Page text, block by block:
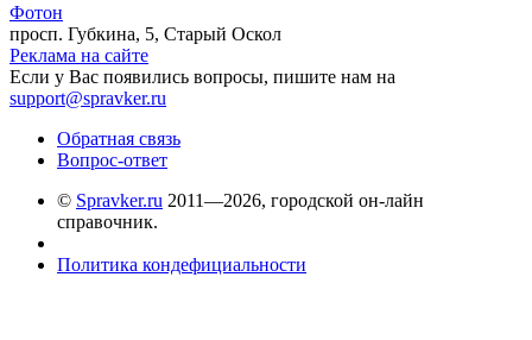
Фотон
просп. Губкина, 5, Старый Оскол
Реклама на сайте
Если у Вас появились вопросы, пишите нам на
support@spravker.ru
Обратная связь
Вопрос-ответ
© Spravker.ru 2011—2026, городской он-лайн
справочник.
Политика кондефициальности